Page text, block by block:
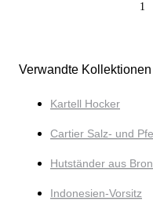
1
Verwandte Kollektionen
Kartell Hocker
Cartier Salz- und
Hutständer aus
Indonesien-Vorsitz